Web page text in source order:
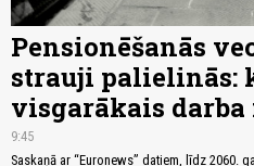
Pensionēšanās
strauji palielinās:
visgarākais darba
9:45
Saskaņā ar “Euronews” datiem, līdz 2060.